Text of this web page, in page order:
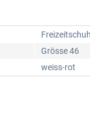
Grösse 46
weiss-rot